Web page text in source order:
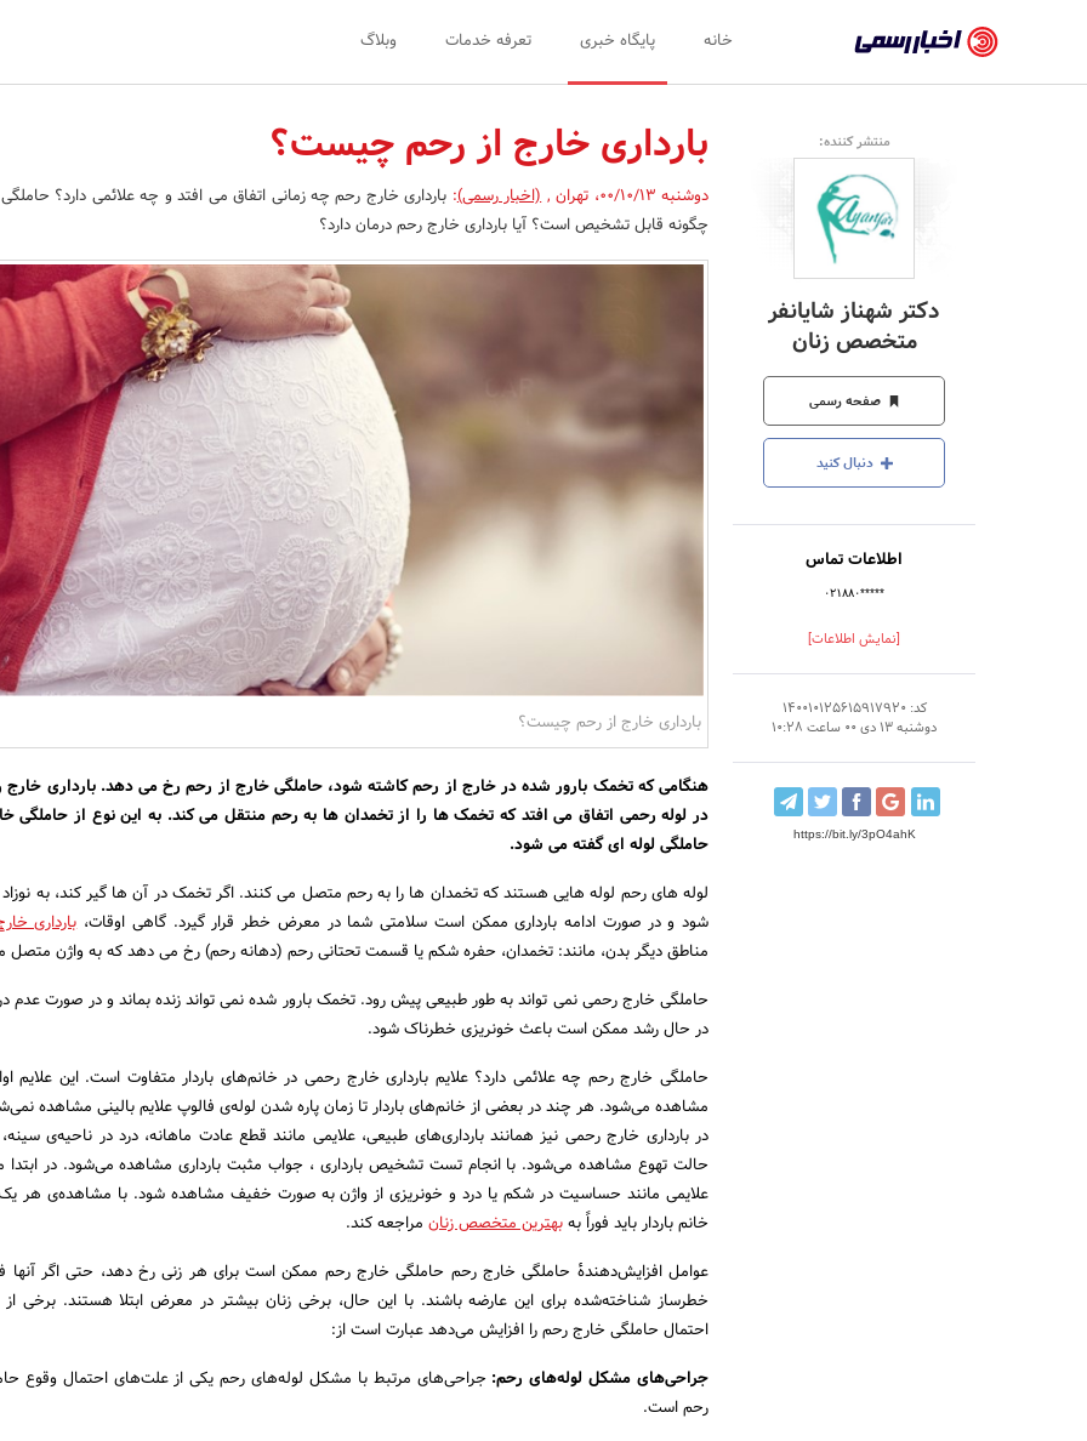
رسمی
-
اخبار
تایید
شده
شرکت‌ها،
سازمان‌ها
و
روابط
عمومی‌ها
خانه پایگاه خبری تعرفه خدمات وبلاگ
منتشر کننده:
دکتر شهناز شایانفر
متخصص زنان
صفحه رسمی
دنبال کنید
اطلاعات تماس
۰۲۱۸۸۰*****
[نمایش اطلاعات]
کد: 140010125615917920
دوشنبه 13 دی 00 ساعت 10:28
https://bit.ly/3pO4ahK
بارداری خارج از رحم چیست؟
دوشنبه 00/10/13 ، تهران ,(اخبار رسمی): بارداری خارج رحم چه زمانی اتفاق می افتد و چه علائمی دارد؟
چگونه قابل تشخیص است؟ آیا بارداری خارج رحم درمان دارد؟
بارداری خارج از رحم چیست؟
هنگامی که تخمک بارور شده در خارج از رحم کاشته شود، حاملگی خارج از رحم رخ می دهد. بارداری خارج
در لوله رحمی اتفاق می افتد که تخمک ها را از تخمدان ها به رحم منتقل می کند. به این نوع از حاملگی
حاملگی لوله ای گفته می شود.
لوله های رحم لوله هایی هستند که تخمدان ها را به رحم متصل می کنند. اگر تخمک در آن ها گیر کند، به
شود و در صورت ادامه بارداری ممکن است سلامتی شما در معرض خطر قرار گیرد. گاهی اوقات،بارداری
مناطق دیگر بدن، مانند: تخمدان، حفره شکم یا قسمت تحتانی رحم (دهانه رحم) رخ می دهد که به واژن
حاملگی خارج رحمی نمی تواند به طور طبیعی پیش رود. تخمک بارور شده نمی تواند زنده بماند و در صورت عدم
در حال رشد ممکن است باعث خونریزی خطرناک شود.
حاملگی خارج رحم چه علائمی دارد؟ علایم بارداری خارج رحمی در خانم‌های باردار متفاوت است. این علایم
مشاهده می‌شود. هر چند در بعضی از خانم‌های باردار تا زمان پاره شدن لوله‌ی فالوپ علایم بالینی مشاهده
در بارداری خارج رحمی نیز همانند بارداری‌های طبیعی، علایمی مانند قطع عادت ماهانه، درد در ناحیه‌ی
حالت تهوع مشاهده می‌شود. با انجام تست تشخیص بارداری ، جواب مثبت بارداری مشاهده می‌شود. در
علایمی مانند حساسیت در شکم یا درد و خونریزی از واژن به صورت خفیف مشاهده شود. با مشاهده‌ی هر یک
خانم باردار باید فوراً بهبهترین متخصص زنان مراجعه کند.
عوامل افزایش‌دهندهٔ حاملگی خارج رحم حاملگی خارج رحم ممکن است برای هر زنی رخ دهد، حتی اگر آنها
خطرساز شناخته‌شده برای این عارضه باشند. با این حال، برخی زنان بیشتر در معرض ابتلا هستند. برخی
احتمال حاملگی خارج رحم را افزایش می‌دهد عبارت است از:
جراحی‌های مشکل لوله‌های رحم: جراحی‌های مرتبط با مشکل لوله‌های رحم یکی از علت‌های احتمال وقوع
رحم است.